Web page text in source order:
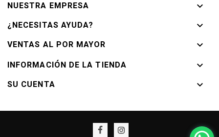
NUESTRA EMPRESA

¿NECESITAS AYUDA?

VENTAS AL POR MAYOR

INFORMACIÓN DE LA TIENDA

SU CUENTA
